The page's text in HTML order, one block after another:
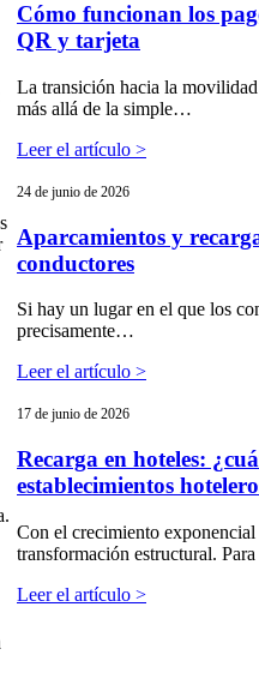
Cómo funcionan los
QR y tarjeta
La transición hacia la
más allá de la simple…
Leer el artículo >
24 de junio de 2026
Aparcamientos y
conductores
Si hay un lugar en el que los
precisamente…
Leer el artículo >
17 de junio de 2026
Recarga en hoteles:
establecimientos
Con el crecimiento
transformación estructural.
Leer el artículo >